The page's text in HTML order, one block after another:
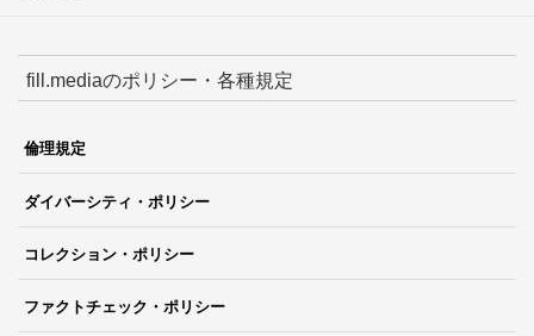
fill.mediaのポリシー・各種規定
倫理規定
ダイバーシティ・ポリシー
コレクション・ポリシー
ファクトチェック・ポリシー